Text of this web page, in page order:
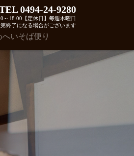
へいそば便り
0494-24-9280
～18:00【定休日】毎週木曜日
終了になる場合がございます